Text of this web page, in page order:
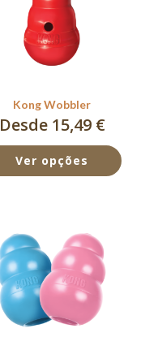
Kong Wobbler
Desde 15,49 €
Ver opções